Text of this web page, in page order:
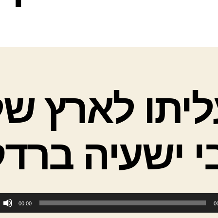
לארץ
ישעיה
00:00